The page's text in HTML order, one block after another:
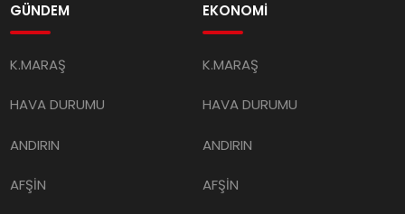
GÜNDEM
K.MARAŞ
HAVA DURUMU
ANDIRIN
AFŞİN
EKONOMİ
K.MARAŞ
HAVA DURUMU
ANDIRIN
AFŞİN